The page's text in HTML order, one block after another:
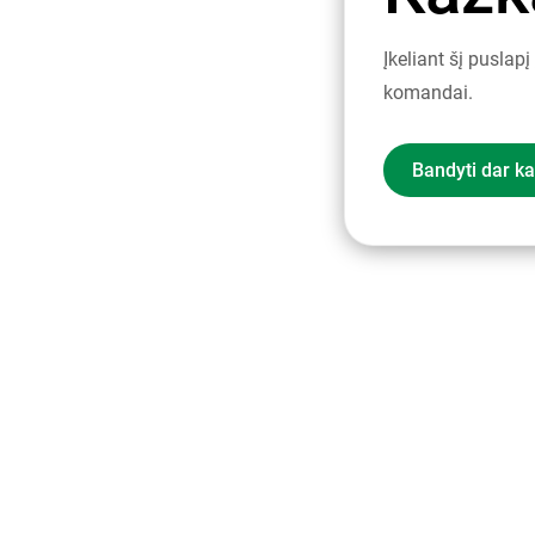
Įkeliant šį
komandai.
Bandyti dar